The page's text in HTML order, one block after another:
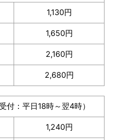
1,130円
1,650円
2,160円
2,680円
受付：平日18時～翌4時）
1,240円